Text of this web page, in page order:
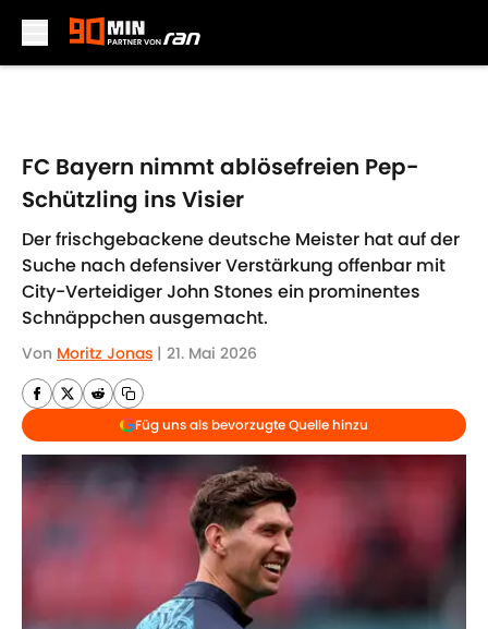
FC Bayern nimmt ablösefreien Pep-
Schützling ins Visier
Der frischgebackene deutsche Meister hat auf der
Suche nach defensiver Verstärkung offenbar mit
City-Verteidiger John Stones ein prominentes
Schnäppchen ausgemacht.
Von Moritz Jonas | 21. Mai 2026
Füg uns als bevorzugte Quelle hinzu